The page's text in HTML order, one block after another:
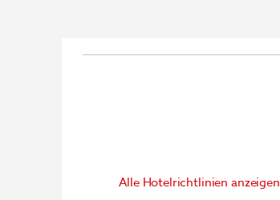
Alle Hotelrichtlinien anzeigen